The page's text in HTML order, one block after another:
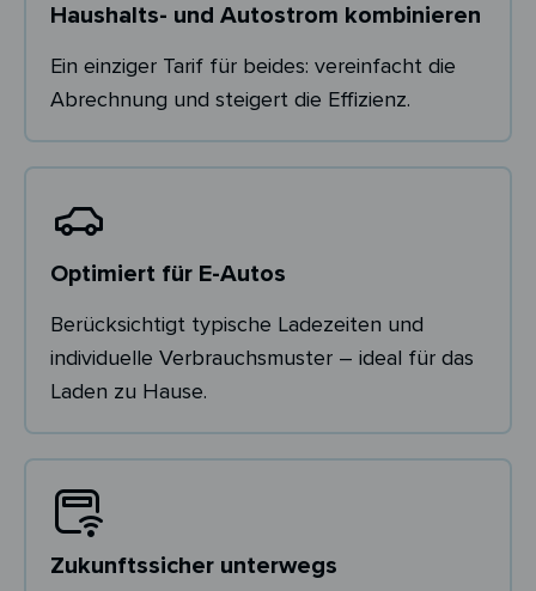
Haushalts- und Autostrom kombinieren
Ein einziger Tarif für beides: vereinfacht die
Abrechnung und steigert die Effizienz.
Optimiert für E-Autos
Berücksichtigt typische Ladezeiten und
individuelle Verbrauchsmuster – ideal für das
Laden zu Hause.
Zukunftssicher unterwegs